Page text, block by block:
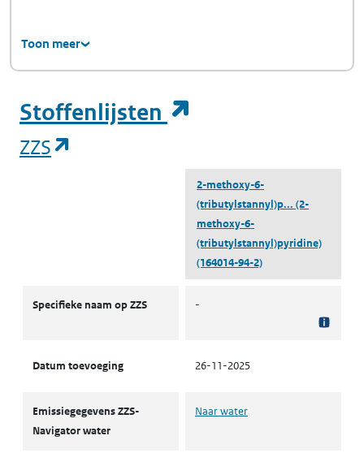
Toon meer
Stoffenlijsten
ZZS
2-methoxy-6-
(tributylstannyl)p... (2-
methoxy-6-
(tributylstannyl)pyridine)
(164014-94-2)
Specifieke naam op ZZS -
Datum toevoeging 26-11-2025
Emissiegegevens ZZS-
Navigator water
Naar water